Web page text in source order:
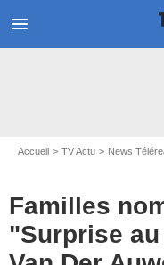
menu
Accueil TV Actu News
Familles
"Surprise